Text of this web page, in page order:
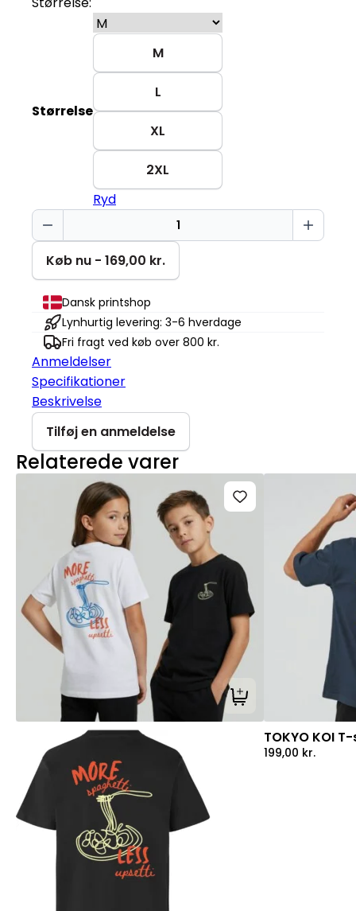
Størrelse
M
L
XL
2XL
Ryd
Advarsel
pigetur
Stella
Muser
antal
Køb nu - 169,00 kr.
Dansk printshop
Lynhurtig levering: 3-6 hverdage
Fri fragt ved køb over 800 kr.
Anmeldelser
Specifikationer
Beskrivelse
Tilføj en anmeldelse
Relaterede varer
Tilføj til kurv
TOKYO KOI
199,00 kr.